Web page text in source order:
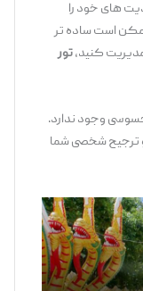
خود را
ساده‌ تر
کنید، تور
وجود ندارد.
شخصی شما